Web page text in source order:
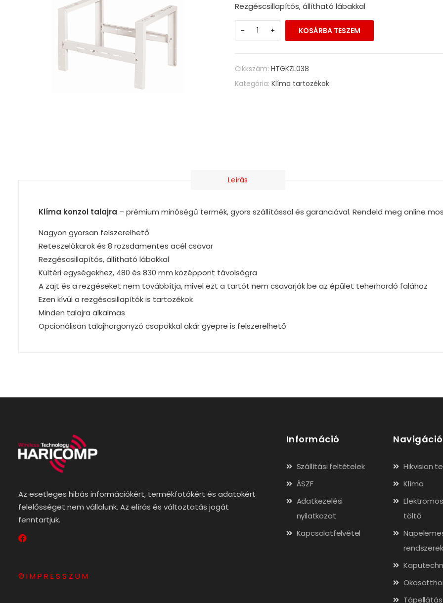
Rezgéscsillapítós, állítható lábakkal
- + KOSÁRBA TESZEM
Cikkszám:HTGKZL038
Kategória:Klíma tartozékok
Leírás
Klíma konzol talajra – prémium minőségű termék, gyors szállítással és garanciával. Rendeld meg online
Nagyon gyorsan felszerelhető
Reteszelőkarok és 8 rozsdamentes acél csavar
Rezgéscsillapítós, állítható lábakkal
Kültéri egységekhez, 480 és 830 mm középpont távolságra
A zajt és a rezgéseket nem továbbítja, mivel ezt a tartót nem csavarják be az épület teherhordó falához
Ezen kívül a rezgéscsillapítók is tartozékok
Minden talajra alkalmas
Opcionálisan talajhorgonyzó csapokkal akár gyepre is felszerelhető
Az esetleges hibás információkért, termékfotókért és adatokért
felelősséget nem vállalunk. Az elírás és változtatás jogát
fenntartjuk.
© I M P R E S S Z U M
Információ
Szállítási feltételek
ÁSZF
Adatkezelési
nyilatkozat
Kapcsolatfelvétel
Navigáció
Hikvision
Klíma
töltő
rendszerek
Tápellátás